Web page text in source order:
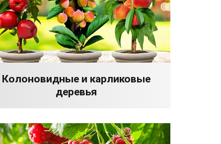
Колоновидные и карликовые
деревья